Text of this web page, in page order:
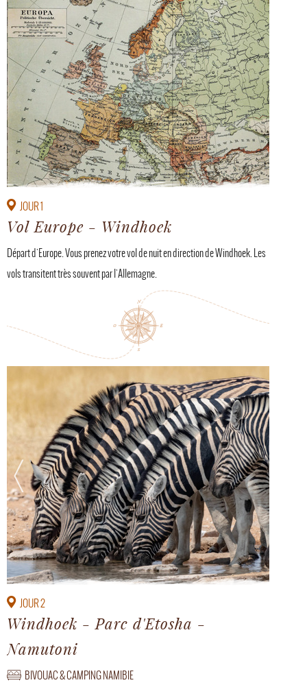
JOUR 1
Vol Europe - Windhoek
Départ d'Europe. Vous prenez votre vol de nuit en direction de Windhoek. Les
vols transitent très souvent par l'Allemagne.
JOUR 2
Windhoek - Parc d'Etosha -
Namutoni
BIVOUAC & CAMPING NAMIBIE